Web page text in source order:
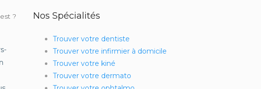
? Nos Spécialités
Trouver votre dentiste
Trouver votre infirmier à domicile
Trouver votre kiné
Trouver votre dermato